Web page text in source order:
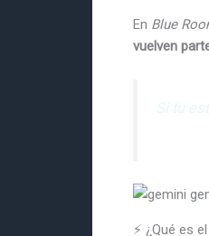
En Blue
vuelven
Si tu
⚡ ¿Qué es